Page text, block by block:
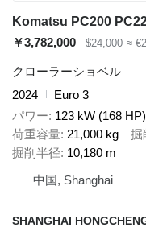
￥3,782,000 $24,000 ≈
クローラーショベル
2024
Euro 3
パワー 123 kW (168 HP)
荷重容量 21,000 kg 掘
掘削半径 10,180 m
中国, Shanghai
SHANGHAI